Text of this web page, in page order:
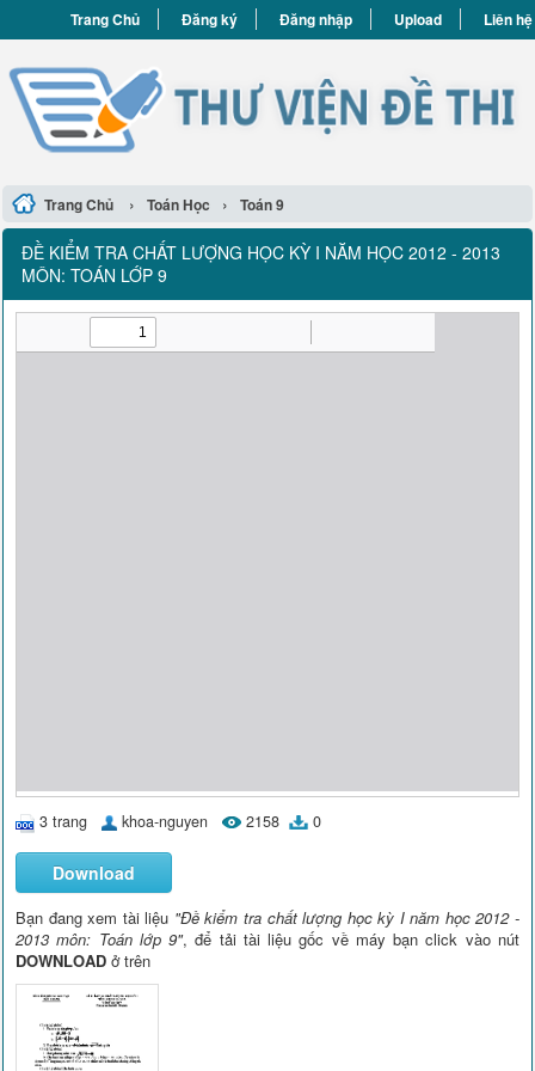
Trang Chủ Đăng ký Đăng nhập Upload Liên hệ
Trang Chủ › Toán Học › Toán 9
ĐỀ KIỂM TRA CHẤT LƯỢNG HỌC KỲ I NĂM HỌC 2012 - 2013
MÔN: TOÁN LỚP 9
3 trang khoa-nguyen 2158 0
Download
Bạn đang xem tài liệu "Đề kiểm tra chất lượng học kỳ I năm học 2012 -
2013 môn: Toán lớp 9", để tải tài liệu gốc về máy bạn click vào nút
DOWNLOAD ở trên